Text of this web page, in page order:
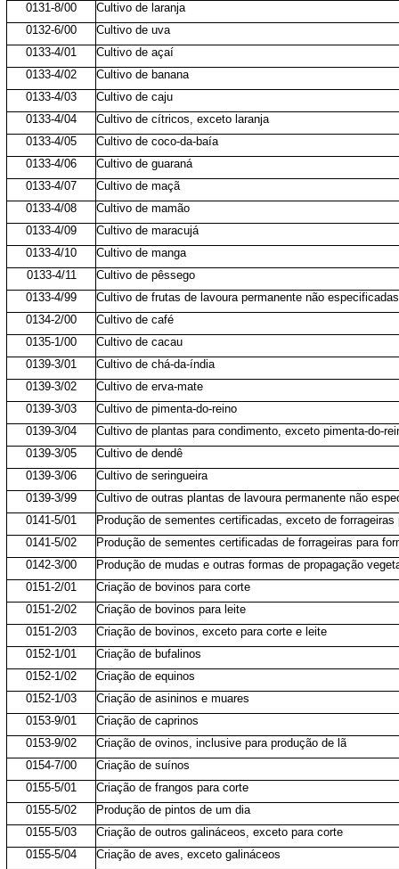
0131-8/00
Cultivo de laranja
0132-6/00
Cultivo de uva
0133-4/01
Cultivo de açaí
0133-4/02
Cultivo de banana
0133-4/03
Cultivo de caju
0133-4/04
Cultivo de cítricos, exceto laranja
0133-4/05
Cultivo de coco-da-baía
0133-4/06
Cultivo de guaraná
0133-4/07
Cultivo de maçã
0133-4/08
Cultivo de mamão
0133-4/09
Cultivo de maracujá
0133-4/10
Cultivo de manga
0133-4/11
Cultivo de pêssego
0133-4/99
Cultivo de frutas de lavoura permanente não
0134-2/00
Cultivo de café
0135-1/00
Cultivo de cacau
0139-3/01
Cultivo de chá-da-índia
0139-3/02
Cultivo de erva-mate
0139-3/03
Cultivo de pimenta-do-reino
0139-3/04
Cultivo de plantas para condimento, exceto pimenta-do-
0139-3/05
Cultivo de dendê
0139-3/06
Cultivo de seringueira
0139-3/99
Cultivo de outras plantas de lavoura permanente não
0141-5/01
Produção de sementes certificadas, exceto de forrageiras
0141-5/02
Produção de sementes certificadas de forrageiras para
0142-3/00
Produção de mudas e outras formas de propagação
0151-2/01
Criação de bovinos para corte
0151-2/02
Criação de bovinos para leite
0151-2/03
Criação de bovinos, exceto para corte e leite
0152-1/01
Criação de bufalinos
0152-1/02
Criação de equinos
0152-1/03
Criação de asininos e muares
0153-9/01
Criação de caprinos
0153-9/02
Criação de ovinos, inclusive para produção de lã
0154-7/00
Criação de suínos
0155-5/01
Criação de frangos para corte
0155-5/02
Produção de pintos de um dia
0155-5/03
Criação de outros galináceos, exceto para corte
0155-5/04
Criação de aves, exceto galináceos